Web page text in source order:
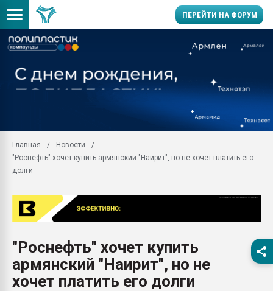
ПЕРЕЙТИ НА ФОРУМ
заводу пластмасс"
первый план в
28.07.2026
ситуацией на
Всё, что касается
Главная
Новости
"Роснефть" хочет купить армянский "Наирит", но не хочет платить его
долги
"Роснефть" хочет купить
армянский "Наирит", но не
хочет платить его долги